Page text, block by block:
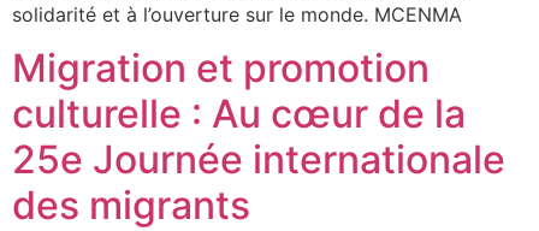
solidarité et à l’ouverture sur le monde. MCENMA
Migration et promotion
culturelle : Au cœur de la
25e Journée internationale
des migrants